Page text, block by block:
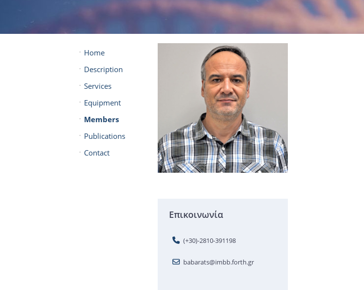
Home
Description
Services
Equipment
Members
Publications
Contact
Επικοινωνία
(+30)-2810-391198
babarats@imbb.forth.gr